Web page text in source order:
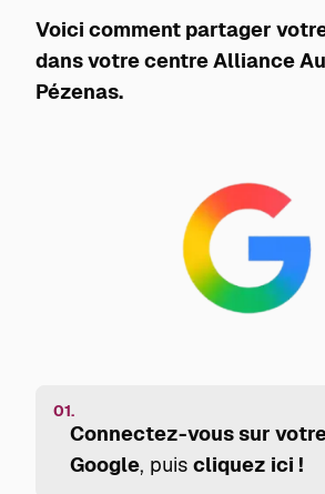
Voici comment partager
dans votre centre Alliance
Pézenas.
01.
Connectez-vous sur
Google, puiscliquez ici !